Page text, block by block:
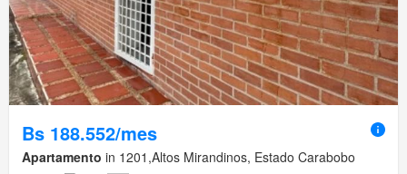
Bs 188.552/mes
Apartamento in 1201,Altos Mirandinos, Estado Carabobo